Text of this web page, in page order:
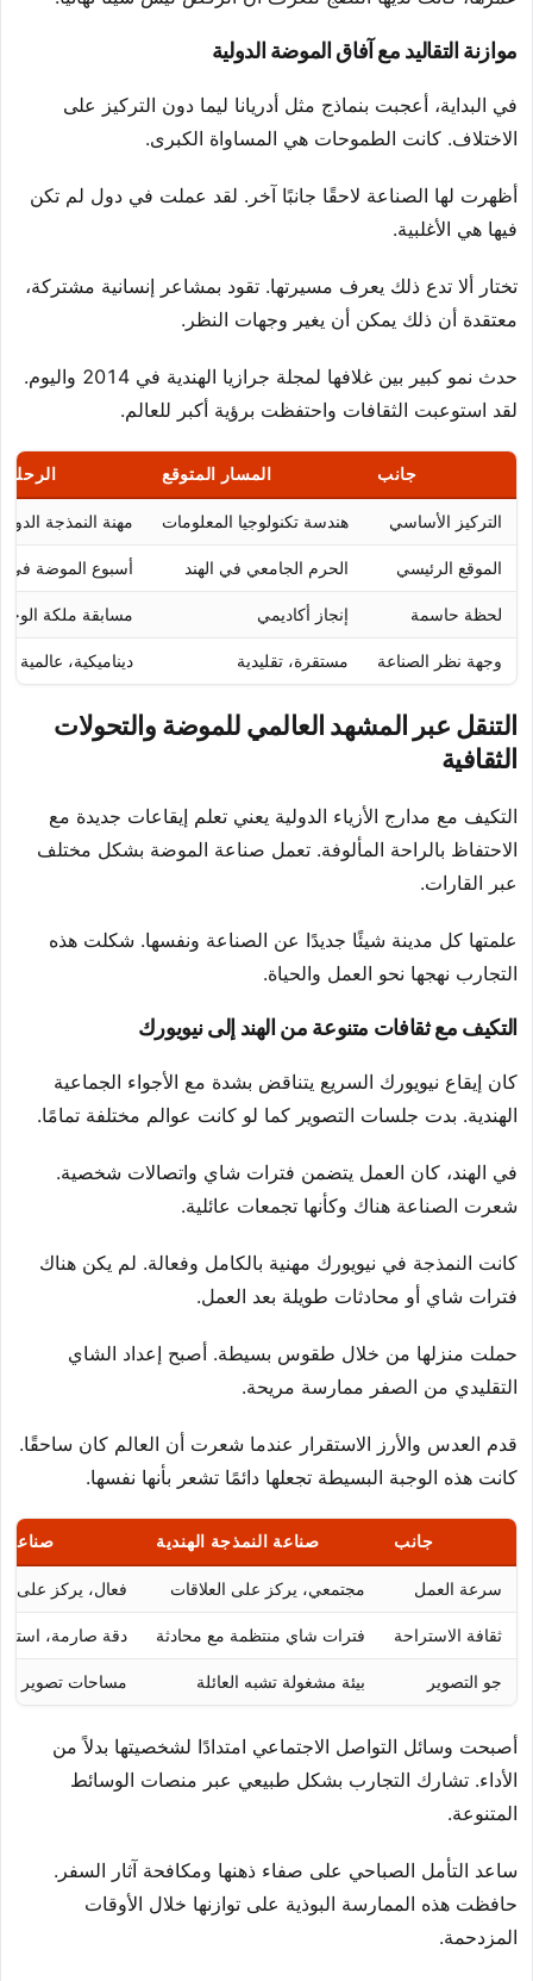
موازنة التقاليد مع آفاق الموضة الدولية
في البداية، أعجبت بنماذج مثل أدريانا ليما دون التركيز على
الاختلاف. كانت الطموحات هي المساواة الكبرى.
أظهرت لها الصناعة لاحقًا جانبًا آخر. لقد عملت في دول لم تكن
فيها هي الأغلبية.
تختار ألا تدع ذلك يعرف مسيرتها. تقود بمشاعر إنسانية مشتركة،
معتقدة أن ذلك يمكن أن يغير وجهات النظر.
حدث نمو كبير بين غلافها لمجلة جرازيا الهندية في 2014 واليوم.
لقد استوعبت الثقافات واحتفظت برؤية أكبر للعالم.
جانب المسار المتوقع الرحلة
التركيز الأساسي هندسة تكنولوجيا المعلومات مهنة النمذجة
الموقع الرئيسي الحرم الجامعي في الهند أسبوع الموضة في
لحظة حاسمة إنجاز أكاديمي مسابقة ملكة الوجه
وجهة نظر الصناعة مستقرة، تقليدية ديناميكية، عالمية
التنقل عبر المشهد العالمي للموضة والتحولات
الثقافية
التكيف مع مدارج الأزياء الدولية يعني تعلم إيقاعات جديدة مع
الاحتفاظ بالراحة المألوفة. تعمل صناعة الموضة بشكل مختلف
عبر القارات.
علمتها كل مدينة شيئًا جديدًا عن الصناعة ونفسها. شكلت هذه
التجارب نهجها نحو العمل والحياة.
التكيف مع ثقافات متنوعة من الهند إلى نيويورك
كان إيقاع نيويورك السريع يتناقض بشدة مع الأجواء الجماعية
الهندية. بدت جلسات التصوير كما لو كانت عوالم مختلفة تمامًا.
في الهند، كان العمل يتضمن فترات شاي واتصالات شخصية.
شعرت الصناعة هناك وكأنها تجمعات عائلية.
كانت النمذجة في نيويورك مهنية بالكامل وفعالة. لم يكن هناك
فترات شاي أو محادثات طويلة بعد العمل.
حملت منزلها من خلال طقوس بسيطة. أصبح إعداد الشاي
التقليدي من الصفر ممارسة مريحة.
قدم العدس والأرز الاستقرار عندما شعرت أن العالم كان ساحقًا.
كانت هذه الوجبة البسيطة تجعلها دائمًا تشعر بأنها نفسها.
جانب صناعة النمذجة الهندية صناعة
سرعة العمل مجتمعي، يركز على العلاقات فعال، يركز على
ثقافة الاستراحة فترات شاي منتظمة مع محادثة دقة صارمة،
جو التصوير بيئة مشغولة تشبه العائلة مساحات تصوير
أصبحت وسائل التواصل الاجتماعي امتدادًا لشخصيتها بدلاً من
الأداء. تشارك التجارب بشكل طبيعي عبر منصات الوسائط
المتنوعة.
ساعد التأمل الصباحي على صفاء ذهنها ومكافحة آثار السفر.
حافظت هذه الممارسة البوذية على توازنها خلال الأوقات
المزدحمة.